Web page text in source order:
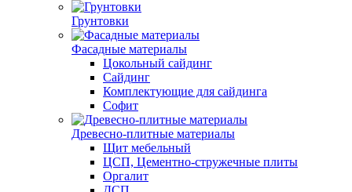
Грунтовки
Фасадные материалы
Цокольный сайдинг
Сайдинг
Комплектующие для сайдинга
Софит
Древесно-плитные материалы
Щит мебельный
ЦСП, Цементно-стружечные плиты
Оргалит